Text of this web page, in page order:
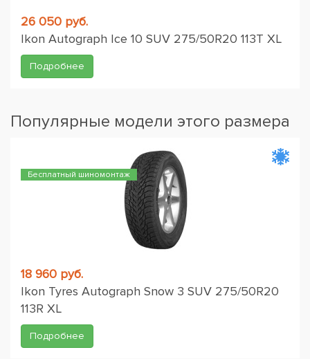
26 050 руб.
Ikon Autograph Ice 10 SUV 275/50R20 113T XL
Подробнее
Популярные модели этого размера
Бесплатный шиномонтаж
18 960 руб.
Ikon Tyres Autograph Snow 3 SUV 275/50R20
113R XL
Подробнее